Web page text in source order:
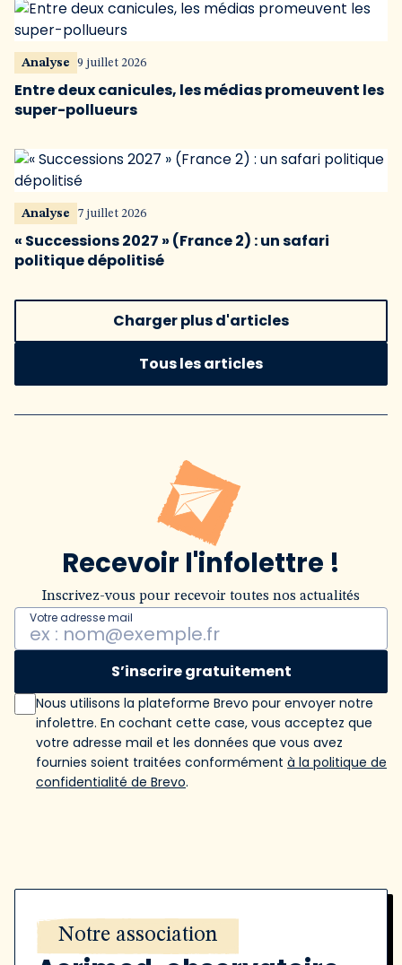
Analyse 9 juillet 2026
Entre deux canicules, les médias promeuvent les
super-pollueurs
Analyse 7 juillet 2026
« Successions 2027 » (France 2) : un safari
politique dépolitisé
Charger plus d'articles
Tous les articles
Recevoir l'infolettre !
Inscrivez-vous pour recevoir toutes nos actualités
Votre adresse mail
S’inscrire gratuitement
Nous utilisons la plateforme Brevo pour envoyer notre
infolettre. En cochant cette case, vous acceptez que
votre adresse mail et les données que vous avez
fournies soient traitées conformément à la politique de
confidentialité de Brevo.
Notre association